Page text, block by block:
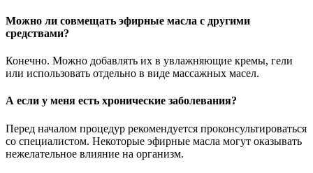
Можно ли совмещать эфирные масла с другими
средствами?
Конечно. Можно добавлять их в увлажняющие кремы, гели
или использовать отдельно в виде массажных масел.
А если у меня есть хронические заболевания?
Перед началом процедур рекомендуется проконсультироваться
со специалистом. Некоторые эфирные масла могут оказывать
нежелательное влияние на организм.